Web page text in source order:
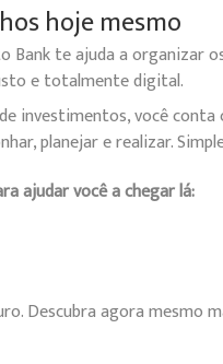
hoje mesmo
te ajuda a organizar
e totalmente digital.
investimentos, você
planejar e realizar.
ajudar você a chegar lá:
Descubra agora mesmo